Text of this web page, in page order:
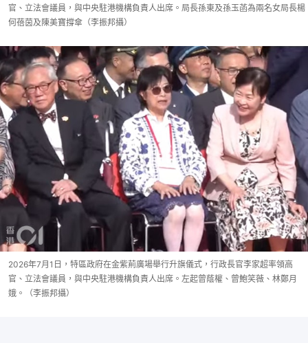
官、立法會議員，與中央駐港機構負責人出席。局長孫東及孫玉菡為兩名女局長楊
何蓓茵及陳美寶撐傘（李振邦攝）
2026年7月1日，特區政府在金紫荊廣場舉行升旗儀式，行政長官李家超率領高
官、立法會議員，與中央駐港機構負責人出席。左起曾蔭權、曾鮑笑薇、林鄭月
娥。（李振邦攝）